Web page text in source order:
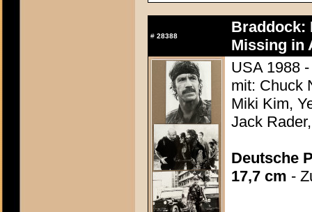
# 28388
Braddock:
Missing in
USA 1988
mit: Chuck
Miki Kim,
Jack
Deutsche
17,7 cm -